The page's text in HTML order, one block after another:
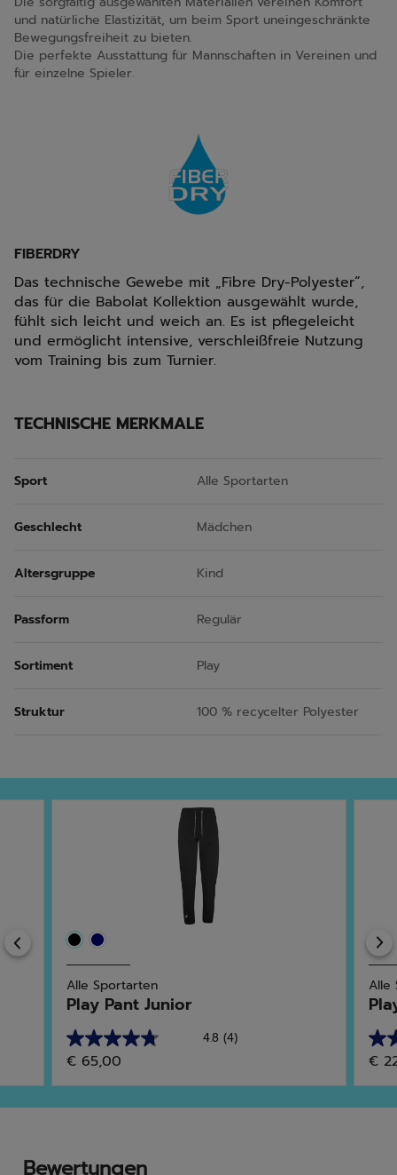
und natürliche Elastizität, um beim Sport uneingeschränkte
Bewegungsfreiheit zu bieten.
Die perfekte Ausstattung für Mannschaften in Vereinen und
für einzelne Spieler.
FIBERDRY
Das technische Gewebe mit „Fibre Dry-Polyester“,
das für die Babolat Kollektion ausgewählt wurde,
fühlt sich leicht und weich an. Es ist pflegeleicht
und ermöglicht intensive, verschleißfreie Nutzung
vom Training bis zum Turnier.
TECHNISCHE MERKMALE
Sport Alle Sportarten
Geschlecht Mädchen
Altersgruppe Kind
Passform Regulär
Sortiment Play
Struktur 100 % recycelter Polyester
Previous
Alle Sportarten
Play Pant Junior
4.8 (4)
4.8
von
5
Bewertungen
€ 65,00
Alle
5.0
von
5
€